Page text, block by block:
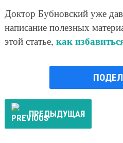
Доктор Бубновский уже
написание полезных
этой статье, как
ПРЕДЫДУЩАЯ